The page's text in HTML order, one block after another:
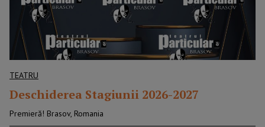
TEATRU
Deschiderea Stagiunii 2026-2027
Premieră! Brasov, Romania